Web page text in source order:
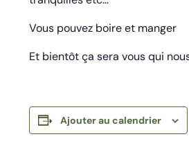
Vous pouvez boire et manger
Et bientôt ça sera vous qui
Ajouter au calendrier